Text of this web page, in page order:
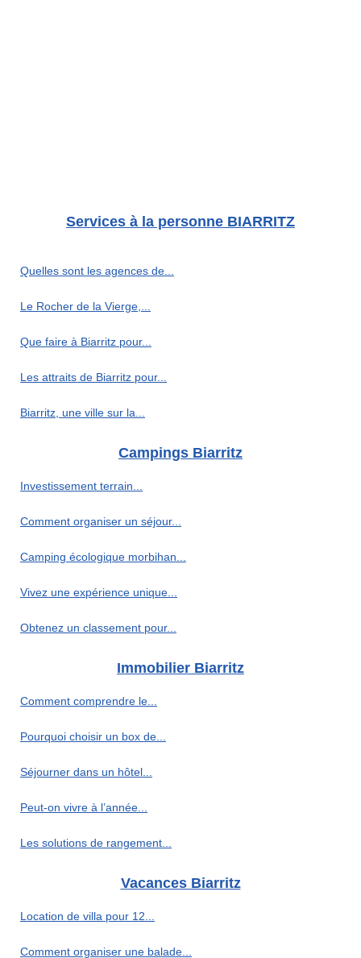
Services à la personne BIARRITZ
Quelles sont les agences de...
Le Rocher de la Vierge,...
Que faire à Biarritz pour...
Les attraits de Biarritz pour...
Biarritz, une ville sur la...
Campings Biarritz
Investissement terrain...
Comment organiser un séjour...
Camping écologique morbihan...
Vivez une expérience unique...
Obtenez un classement pour...
Immobilier Biarritz
Comment comprendre le...
Pourquoi choisir un box de...
Séjourner dans un hôtel...
Peut-on vivre à l’année...
Les solutions de rangement...
Vacances Biarritz
Location de villa pour 12...
Comment organiser une balade...